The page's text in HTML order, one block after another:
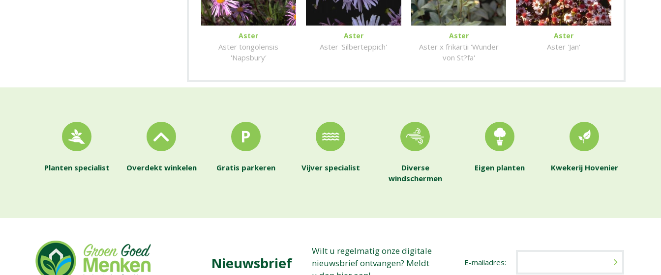
Aster
Aster tongolensis
'Napsbury'
Aster
Aster 'Silberteppich'
Aster
Aster x frikartii 'Wunder
von St?fa'
Aster
Aster 'Jan'
Planten specialist Overdekt winkelen Gratis parkeren Vijver specialist
Diverse
windschermen
Eigen planten Kwekerij Hovenier
Nieuwsbrief
Wilt u regelmatig onze digitale
nieuwsbrief ontvangen? Meldt
E-mailadres: